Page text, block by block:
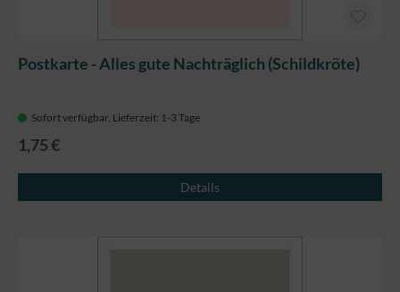
Postkarte - Alles gute Nachträglich (Schildkröte)
Sofort verfügbar, Lieferzeit: 1-3 Tage
1,75 €
Details